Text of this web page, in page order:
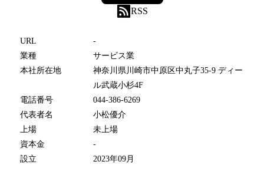
RSS
URL
-
業種
サービス業
本社所在地
神奈川県川崎市中原区中丸子35-9 ディー
ル武蔵小杉4F
電話番号
044-386-6269
代表者名
小松優介
上場
未上場
資本金
-
設立
2023年09月